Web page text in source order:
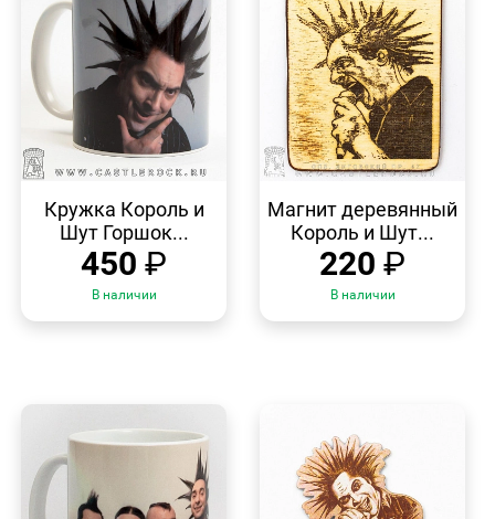
ПРОСМОТР
Кружка Король и
Шут Горшок...
450 ₽
В наличии
Магнит деревянный
Король и Шут...
220 ₽
В наличии